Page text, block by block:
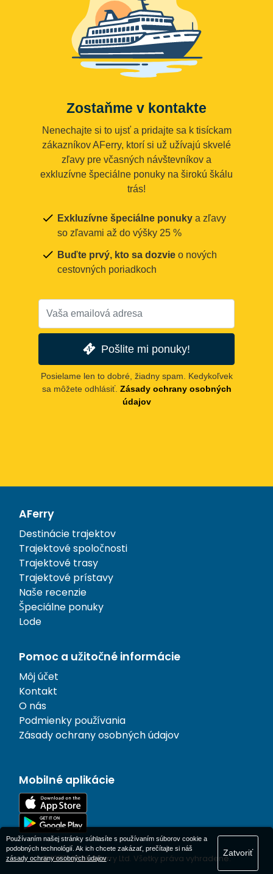
Zostaňme v kontakte
Nenechajte si to ujsť a pridajte sa k tisíckam
zákazníkov AFerry, ktorí si už užívajú skvelé
zľavy pre včasných návštevníkov a
exkluzívne špeciálne ponuky na širokú škálu
trás!
Exkluzívne špeciálne ponuky a zľavy
so zľavami až do výšky 25 %
Buďte prvý, kto sa dozvie o nových
cestovných poriadkoch
Pošlite mi ponuky!
Posielame len to dobré, žiadny spam. Kedykoľvek
sa môžete odhlásiť. Zásady ochrany osobných
údajov
AFerry
Destinácie trajektov
Trajektové spoločnosti
Trajektové trasy
Trajektové prístavy
Naše recenzie
Špeciálne ponuky
Lode
Pomoc a užitočné informácie
Môj účet
Kontakt
O nás
Podmienky používania
Zásady ochrany osobných údajov
Mobilné aplikácie
© 1977-2026AFerry Ltd. Všetky práva vyhradené.
Používaním našej stránky súhlasíte s používaním súborov cookie a
podobných technológií. Ak ich chcete zakázať, prečítajte si náš
zásady ochrany osobných údajov.
Zatvoriť